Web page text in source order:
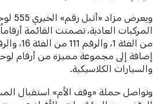
ويعرض مزاد
إضافة إلى مجموعة مميزة من أرقام
والسيارات الكلاسيكية.
وتواصل حملة «وقف الأم» استقبال